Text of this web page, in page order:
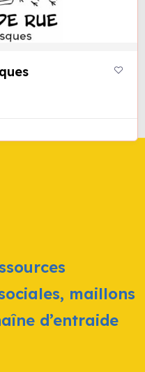
maillons
d’entraide